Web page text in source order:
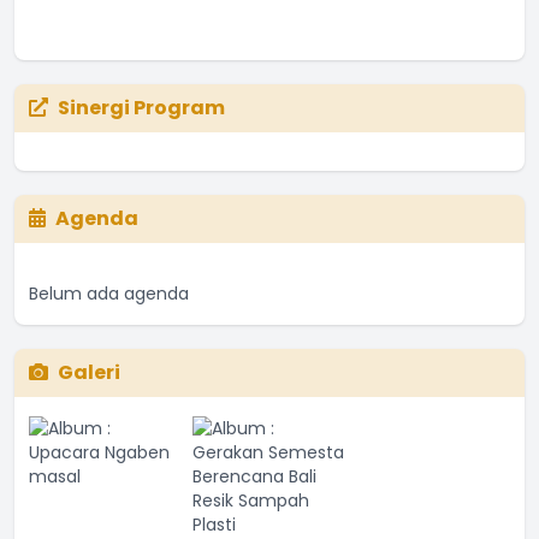
Sinergi Program
Agenda
Belum ada agenda
Galeri